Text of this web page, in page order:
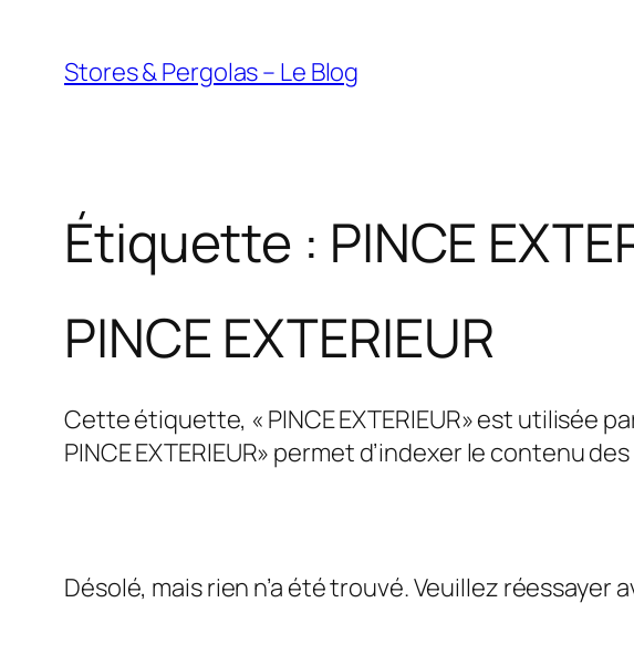
contenu
Stores & Pergolas – Le Blog
Étiquette : PINCE
PINCE EXTERIEUR
Cette étiquette, « PINCE EXTERIEUR» est utilisée
PINCE EXTERIEUR» permet d’indexer le contenu
Désolé, mais rien n’a été trouvé. Veuillez réessayer